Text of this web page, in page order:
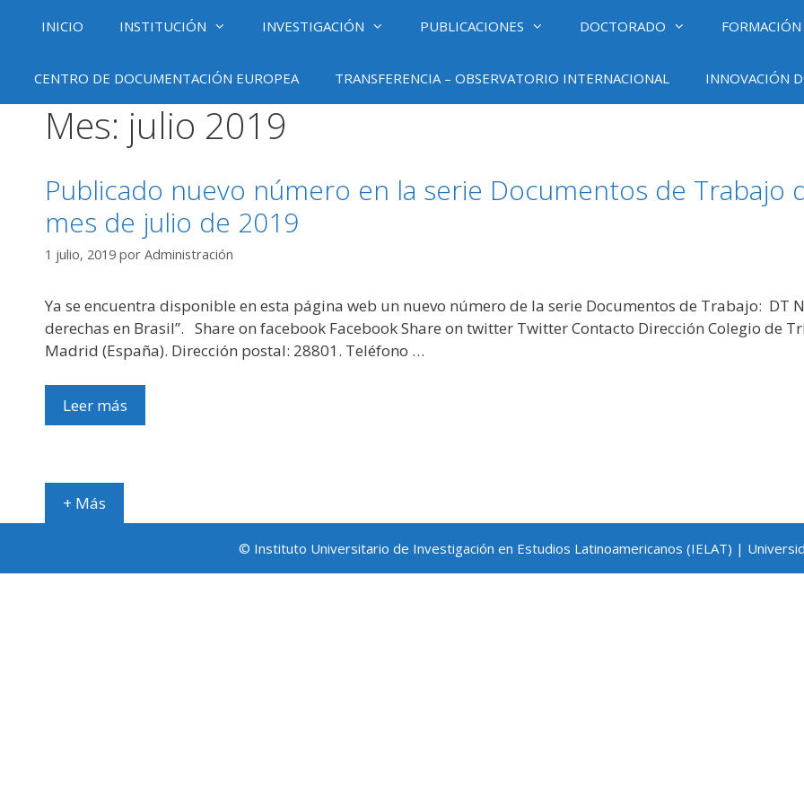
INICIO INSTITUCIÓN INVESTIGACIÓN PUBLICACIONES DOCTORADO
CENTRO DE DOCUMENTACIÓN EUROPEA TRANSFERENCIA – OBSERVATORIO INTERNACIONAL INNOVACIÓN
Mes: julio 2019
Publicado nuevo número en la serie Documentos de Trabajo
mes de julio de 2019
1 julio, 2019 por Administración
Ya se encuentra disponible en esta página web un nuevo número de la serie Documentos de Trabajo: DT
derechas en Brasil”. Share on facebook Facebook Share on twitter Twitter Contacto Dirección Colegio de
Madrid (España). Dirección postal: 28801. Teléfono …
Leer más
+ Más
© Instituto Universitario de Investigación en Estudios Latinoamericanos (IELAT) |